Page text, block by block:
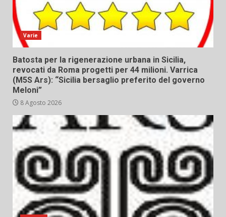
Varie
Batosta per la rigenerazione urbana in Sicilia,
revocati da Roma progetti per 44 milioni. Varrica
(M5S Ars): “Sicilia bersaglio preferito del governo
Meloni”
8 Agosto 2026